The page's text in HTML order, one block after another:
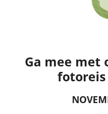
Ga mee met